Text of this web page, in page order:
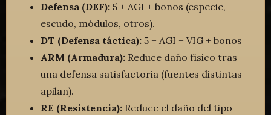
Defensa (DEF): 5 + AGI + bonos (especie,
escudo, módulos, otros).
DT (Defensa táctica): 5 + AGI + VIG + bonos
ARM (Armadura): Reduce daño físico tras
una defensa satisfactoria (fuentes distintas
apilan).
RE (Resistencia): Reduce el daño del tipo